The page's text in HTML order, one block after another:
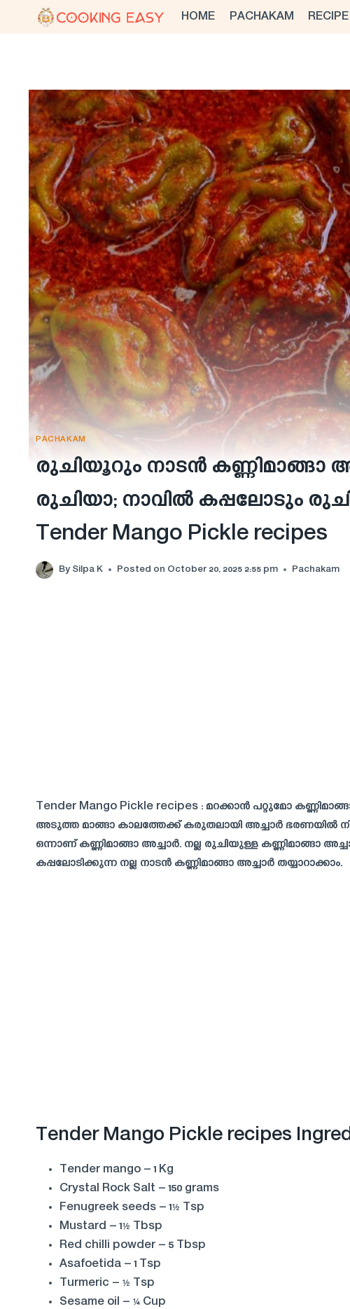
HOME PACHAKAM RECIPE
PACHAKAM
രുചിയൂറും നാടൻ കണ്ണിമാങ്ങാ
രുചിയാ; നാവിൽ കപ്പലോടും
Tender Mango Pickle recipes
By Silpa K Posted on October 20, 2025 2:55 pm Pachakam
Tender Mango Pickle recipes : മറക്കാൻ പറ്റുമോ
അടുത്ത മാങ്ങാ കാലത്തേക്ക് കരുതലായി അച്ചാർ ഭരണയിൽ
ഒന്നാണ് കണ്ണിമാങ്ങാ അച്ചാർ. നല്ല രുചിയുള്ള കണ്ണിമാങ്ങാ
കപ്പലോടിക്കുന്ന നല്ല നാടൻ കണ്ണിമാങ്ങാ അച്ചാർ തയ്യാറാക്കാം.
Tender Mango Pickle recipes
Tender mango – 1 Kg
Crystal Rock Salt – 150 grams
Fenugreek seeds – 1½ Tsp
Mustard – 1½ Tbsp
Red chilli powder – 5 Tbsp
Asafoetida – 1 Tsp
Turmeric – ½ Tsp
Sesame oil – ¼ Cup